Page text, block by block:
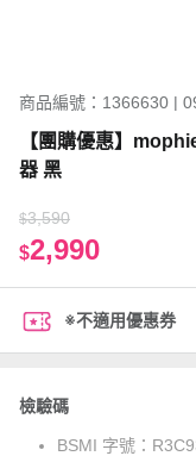
商品編號：1366630 |
【團購優惠】
器 黑
$3,590
$2,990
※不適用優惠券
檢驗碼
BSMI 字號：